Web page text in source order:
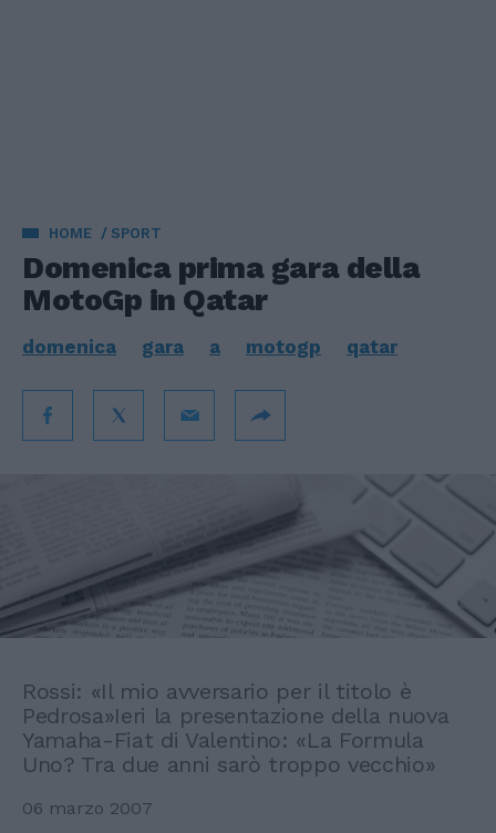
HOME SPORT
Domenica prima gara della
MotoGp in Qatar
domenica gara a motogp qatar
Rossi: «Il mio avversario per il titolo è
Pedrosa»Ieri la presentazione della nuova
Yamaha-Fiat di Valentino: «La Formula
Uno? Tra due anni sarò troppo vecchio»
06 marzo 2007